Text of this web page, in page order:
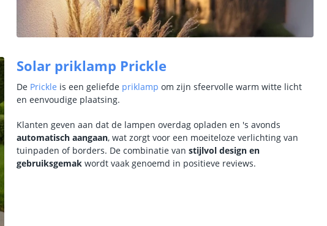
Solar priklamp Prickle
De Prickle is een geliefde priklamp om zijn sfeervolle warm witte licht
en eenvoudige plaatsing.
Klanten geven aan dat de lampen overdag opladen en 's avonds
automatisch aangaan, wat zorgt voor een moeiteloze verlichting van
tuinpaden of borders. De combinatie van stijlvol design en
gebruiksgemak wordt vaak genoemd in positieve reviews.